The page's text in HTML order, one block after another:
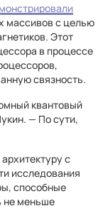
массивов с целью
Этот
в процессе
связность.
квантовый
— По сути,
с
исследования
способные
не меньше